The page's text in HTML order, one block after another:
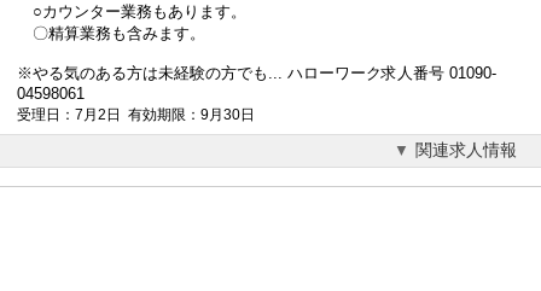
○カウンター業務もあります。
〇精算業務も含みます。
※やる気のある方は未経験の方でも... ハローワーク求人番号 01090-
04598061
受理日：7月2日 有効期限：9月30日
関連求人情報